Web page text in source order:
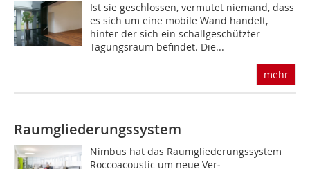
Ist sie geschlossen, vermutet niemand, dass
es sich um eine mobile Wand handelt,
hinter der sich ein schallgeschützter
Tagungsraum befindet. Die...
mehr
Raumgliederungssystem
Nimbus hat das Raumgliederungssystem
Roccoacoustic um neue Ver­